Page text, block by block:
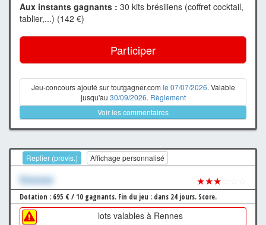
Aux instants gagnants : 30 kits brésiliens (coffret cocktail,
tablier,...) (142 €)
Participer
Jeu-concours ajouté sur toutgagner.com le 07/07/2026. Valable
jusqu'au 30/09/2026. Règlement
Voir les commentaires
Replier (provis.) Affichage personnalisé
Xxxxxxx ★★★
Dotation : 695 € / 10 gagnants. Fin du jeu : dans 24 jours. Score.
lots valables à Rennes